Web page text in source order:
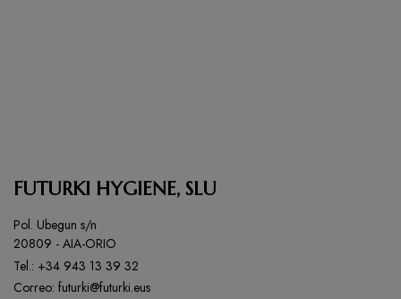
FUTURKI HYGIENE, SLU
Pol. Ubegun s/n
20809 - AIA-ORIO
Tel.: +34 943 13 39 32
Correo: futurki@futurki.eus